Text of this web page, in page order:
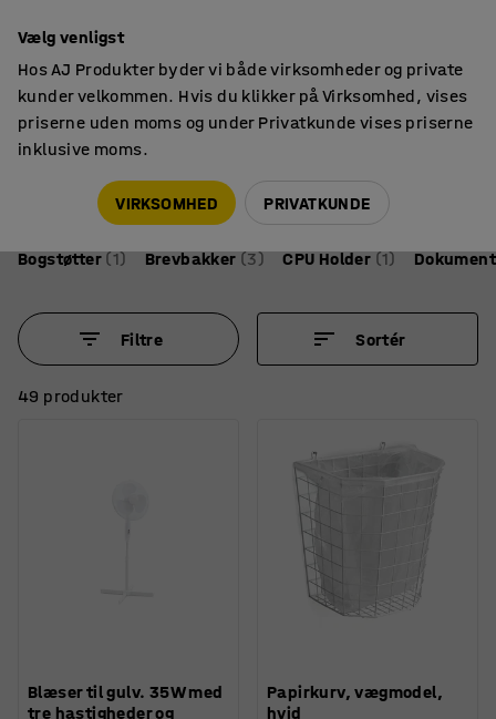
Skrivebordstilbehør
Bogstøtter(1) Brevbakker(3) CPU Holder(1)
Filtre Sortér
49 produkter
Blæser til gulv. 35W med
tre hastigheder og
Papirkurv, vægmodel,
hvid
Vælg venligst
Hos AJ Produkter byder vi både virksomheder og private
kunder velkommen. Hvis du klikker på Virksomhed, vises
priserne uden moms og under Privatkunde vises priserne
inklusive moms.
VIRKSOMHED PRIVATKUNDE